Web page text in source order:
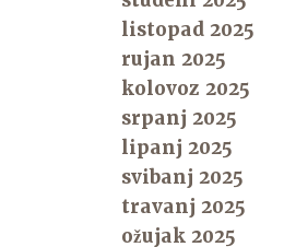
listopad 2025
rujan 2025
kolovoz 2025
srpanj 2025
lipanj 2025
svibanj 2025
travanj 2025
ožujak 2025